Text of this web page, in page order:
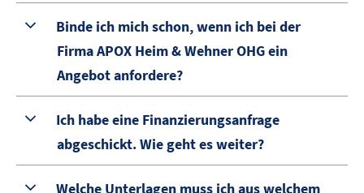
Binde ich mich schon, wenn ich bei der
Firma APOX Heim & Wehner OHG ein
Angebot anfordere?
Ich habe eine Finanzierungsanfrage
abgeschickt. Wie geht es weiter?
Welche Unterlagen muss ich aus welchem